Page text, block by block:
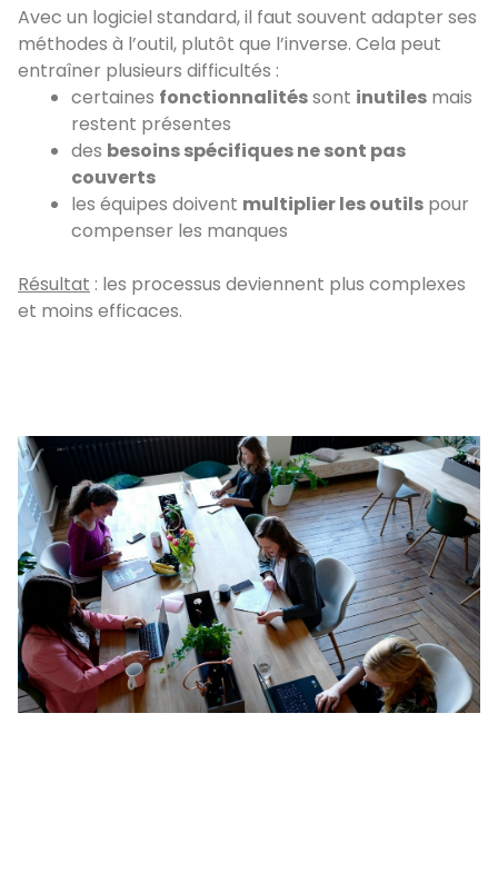
Avec un logiciel standard, il faut souvent adapter ses
méthodes à l’outil, plutôt que l’inverse. Cela peut
entraîner plusieurs difficultés :
certaines fonctionnalitéssont inutiles mais
restent présentes
des besoins spécifiques ne sont pas
couverts
les équipes doivent multiplier les outils pour
compenser les manques
Résultat : les processus deviennent plus complexes
et moins efficaces.